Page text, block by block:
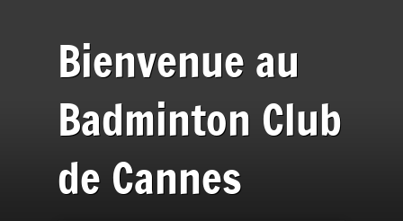
Bienvenue au
Badminton Club
de Cannes